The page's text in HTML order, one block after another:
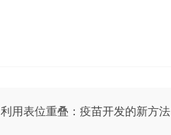
利用表位重叠：疫苗开发的新方法